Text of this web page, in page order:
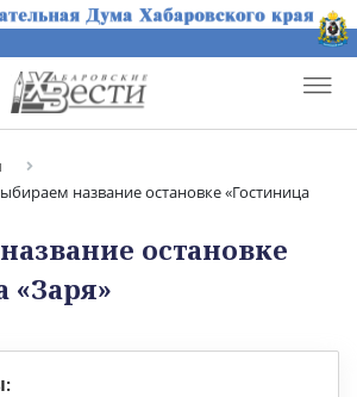
название остановке «Гостиница
остановке
«Заря»